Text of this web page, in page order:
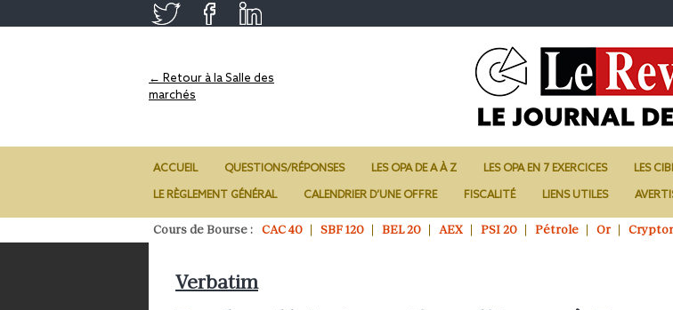
← Retour à la Salle des
marchés
ACCUEIL QUESTIONS/RÉPONSES LES OPA DE A À Z LES OPA EN 7 EXERCICES LES
LE RÈGLEMENT GÉNÉRAL CALENDRIER D’UNE OFFRE FISCALITÉ LIENS UTILES
Cours de Bourse : CAC 40 SBF 120 BEL 20 AEX PSI 20 Pétrole Or
Verbatim